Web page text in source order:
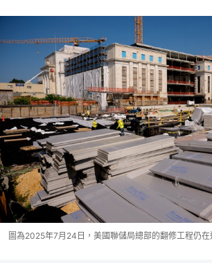
圖為2025年7月24日，美國聯儲局總部的翻修工程仍在